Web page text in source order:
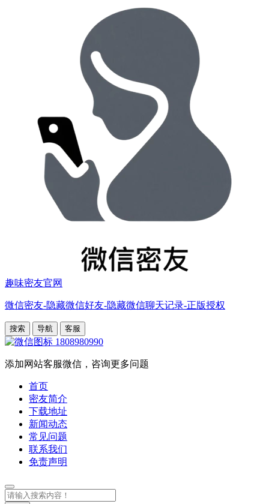
趣味密友官网
微信密友-隐藏微信好友-隐藏微信聊天记录-正版授权
搜索 导航 客服
1808980990
添加网站客服微信，咨询更多问题
首页
密友简介
下载地址
新闻动态
常见问题
联系我们
免责声明
搜